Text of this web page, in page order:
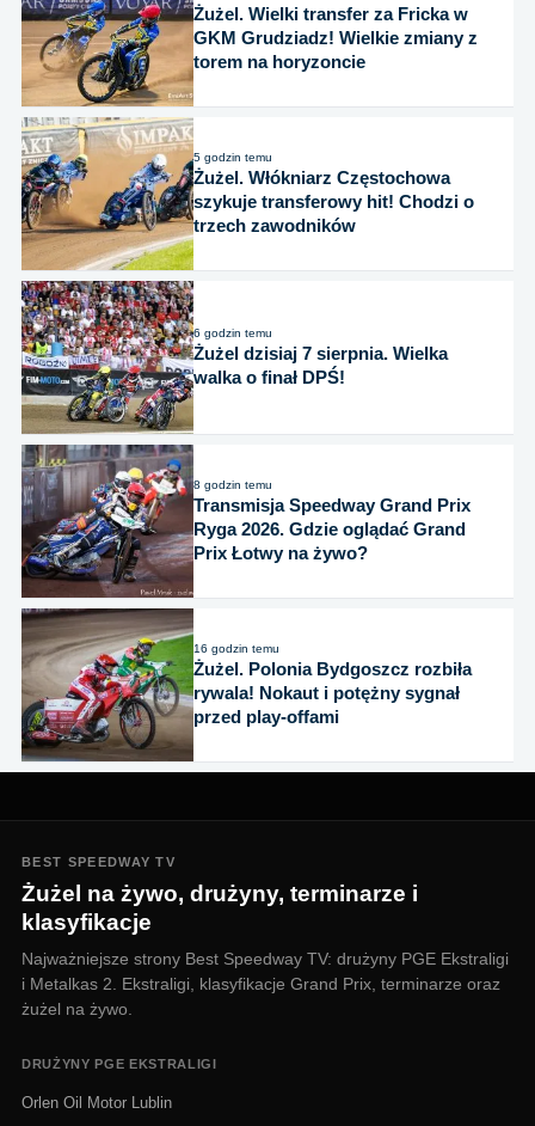
Żużel. Wielki transfer za Fricka w
GKM Grudziadz! Wielkie zmiany z
torem na horyzoncie
5 godzin temu
Żużel. Włókniarz Częstochowa
szykuje transferowy hit! Chodzi o
trzech zawodników
6 godzin temu
Żużel dzisiaj 7 sierpnia. Wielka
walka o finał DPŚ!
8 godzin temu
Transmisja Speedway Grand Prix
Ryga 2026. Gdzie oglądać Grand
Prix Łotwy na żywo?
16 godzin temu
Żużel. Polonia Bydgoszcz rozbiła
rywala! Nokaut i potężny sygnał
przed play-offami
BEST SPEEDWAY TV
Żużel na żywo, drużyny, terminarze i
klasyfikacje
Najważniejsze strony Best Speedway TV: drużyny PGE Ekstraligi
i Metalkas 2. Ekstraligi, klasyfikacje Grand Prix, terminarze oraz
żużel na żywo.
DRUŻYNY PGE EKSTRALIGI
Orlen Oil Motor Lublin